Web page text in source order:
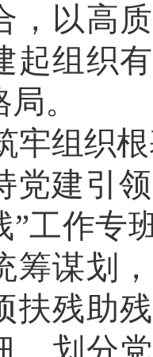
，以高
起组织
。
牢组织
党建引
”工作专
筹谋划
扶残助